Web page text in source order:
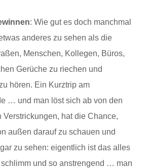
: Wie gut es doch manchmal
anderes zu sehen als die
Menschen, Kollegen, Büros,
Gerüche zu riechen und
hören. Ein Kurztrip am
… und man löst sich ab von den
Verstrickungen, hat die Chance,
außen darauf zu schauen und
zu sehen: eigentlich ist das alles
und so anstrengend … man